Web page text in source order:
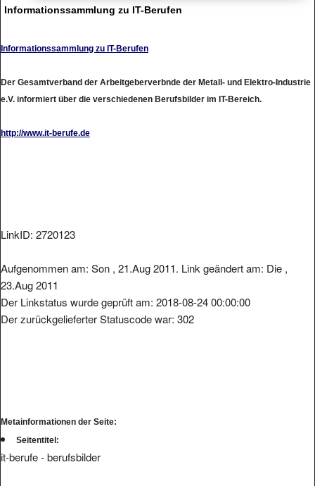
Informationssammlung zu IT-Berufen
Informationssammlung zu IT-Berufen
Der Gesamtverband der Arbeitgeberverbnde der Metall- und Elektro-Industrie
e.V. informiert über die verschiedenen Berufsbilder im IT-Bereich.
http://www.it-berufe.de
LinkID: 2720123
Aufgenommen am: Son , 21.Aug 2011. Link geändert am: Die ,
23.Aug 2011
Der Linkstatus wurde geprüft am: 2018-08-24 00:00:00
Der zurückgelieferter Statuscode war: 302
Metainformationen der Seite:
Seitentitel:
it-berufe - berufsbilder